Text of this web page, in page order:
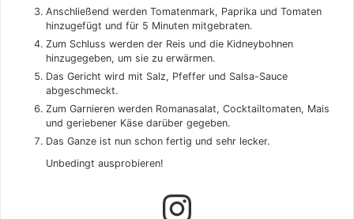
Anschließend werden Tomatenmark, Paprika und Tomaten
hinzugefügt und für 5 Minuten mitgebraten.
Zum Schluss werden der Reis und die Kidneybohnen
hinzugegeben, um sie zu erwärmen.
Das Gericht wird mit Salz, Pfeffer und Salsa-Sauce
abgeschmeckt.
Zum Garnieren werden Romanasalat, Cocktailtomaten, Mais
und geriebener Käse darüber gegeben.
Das Ganze ist nun schon fertig und sehr lecker.
Unbedingt ausprobieren!